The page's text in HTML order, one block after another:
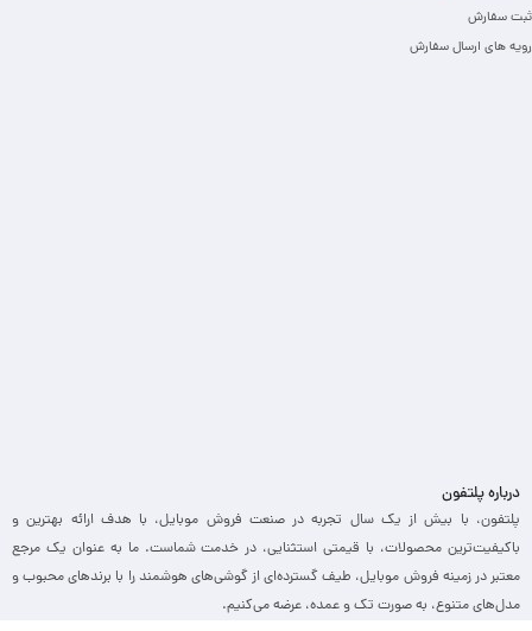
ثبت سفارش
رویه های ارسال سفارش
درباره پلتفون
پلتفون، با بیش از یک سال تجربه در صنعت فروش موبایل، با هدف ارائه بهترین و
باکیفیت‌ترین محصولات، با قیمتی استثنایی، در خدمت شماست. ما به عنوان یک مرجع
معتبر در زمینه فروش موبایل، طیف گسترده‌ای از گوشی‌های هوشمند را با برندهای محبوب و
مدل‌های متنوع، به صورت تک و عمده، عرضه می‌کنیم.